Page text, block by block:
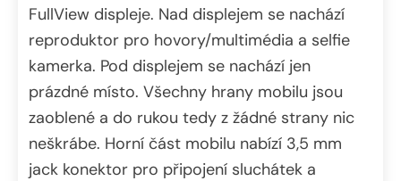
FullView displeje. Nad displejem se nachází
reproduktor pro hovory/multimédia a selfie
kamerka. Pod displejem se nachází jen
prázdné místo. Všechny hrany mobilu jsou
zaoblené a do rukou tedy z žádné strany nic
neškrábe. Horní část mobilu nabízí 3,5 mm
jack konektor pro připojení sluchátek a